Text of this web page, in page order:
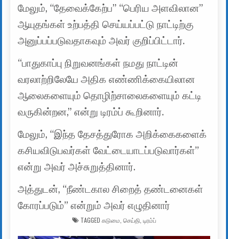
மேலும், “தேவைக்கேற்ப” “பெரிய அளவிலான”
ஆயுதங்கள் உற்பத்தி செய்யப்பட்டு நாட்டிற்கு
அனுப்பப்படுவதாகவும் அவர் குறிப்பிட்டார்.
“பாதுகாப்பு நிறுவனங்கள் நமது நாட்டின்
வரலாற்றிலேயே அதிக எண்ணிக்கையிலான
ஆலைகளையும் தொழிற்சாலைகளையும் கட்டி
வருகின்றன,” என்று டிரம்ப் கூறினார்.
மேலும், “இந்த தேசத்துரோக அறிக்கைகளைக்
கசியவிடுபவர்கள் வேட்டையாடப்படுவார்கள்”
என்று அவர் அச்சுறுத்தினார்.
அத்துடன், “நீண்டகால சிறைத் தண்டனைகள்
கோரப்படும்” என்றும் அவர் எழுதினார்
TAGGED கடுமை செய்தி டிரம்ப்